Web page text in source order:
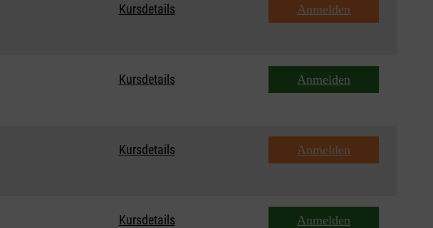
Kursdetails Anmelden
Kursdetails Anmelden
Kursdetails Anmelden
Kursdetails Anmelden